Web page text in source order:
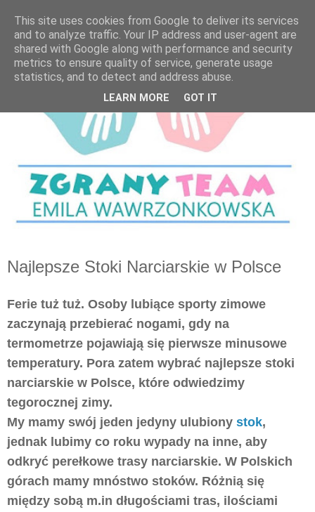
Najlepsze Stoki Narciarskie w Polsce
Ferie tuż tuż. Osoby lubiące sporty zimowe
zaczynają przebierać nogami, gdy na
termometrze pojawiają się pierwsze minusowe
temperatury. Pora zatem wybrać najlepsze stoki
narciarskie w Polsce, które odwiedzimy
tegorocznej zimy.
My mamy swój jeden jedyny ulubiony stok,
jednak lubimy co roku wypady na inne, aby
odkryć perełkowe trasy narciarskie. W Polskich
górach mamy mnóstwo stoków. Różnią się
między sobą m.in długościami tras, ilościami
This site uses cookies from Google to deliver its services
and to analyze traffic. Your IP address and user-agent are
shared with Google along with performance and security
metrics to ensure quality of service, generate usage
statistics, and to detect and address abuse.
LEARN MORE GOT IT